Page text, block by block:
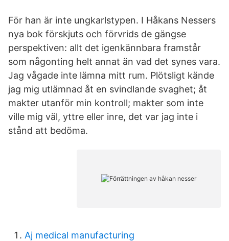
För han är inte ungkarlstypen. I Håkans Nessers
nya bok förskjuts och förvrids de gängse
perspektiven: allt det igenkännbara framstår
som någonting helt annat än vad det synes vara.
Jag vågade inte lämna mitt rum. Plötsligt kände
jag mig utlämnad åt en svindlande svaghet; åt
makter utanför min kontroll; makter som inte
ville mig väl, yttre eller inre, det var jag inte i
stånd att bedöma.
Aj medical manufacturing